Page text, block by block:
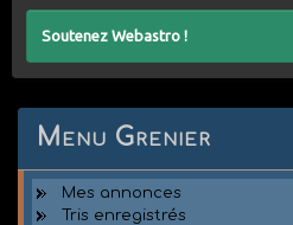
Soutenez Webastro !
Menu Grenier
Mes annonces
Tris enregistrés